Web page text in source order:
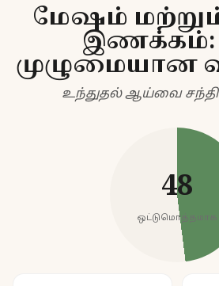
மேஷம்
இணக்கம்:
முழுமையான
உந்துதல் ஆய்வை
48
ஒட்டுமொத்தமாக